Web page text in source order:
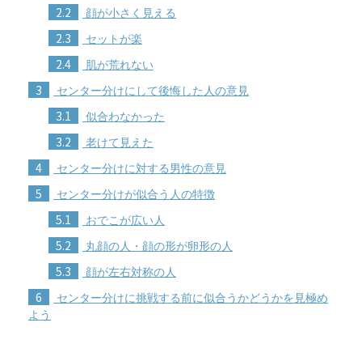
2.2 顔が小さく見える
2.3 セットが楽
2.4 肌が荒れない
3 センター分けにして後悔した人の意見
3.1 似合わなかった
3.2 老けて見えた
4 センター分けに対する男性の意見
5 センター分けが似合う人の特徴
5.1 おでこが広い人
5.2 丸顔の人・顔の形が卵形の人
5.3 顔が左右対称の人
6
センター分けに挑戦する前に似合うかどうかを見極め
よう